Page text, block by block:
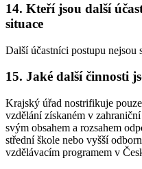
14. Kteří jsou další
situace
Další účastníci postupu nejsou
15. Jaké další činnosti
Krajský úřad nostrifikuje
vzdělání získaném v
svým obsahem a rozsahem
střední škole nebo vyšší
vzdělávacím programem v